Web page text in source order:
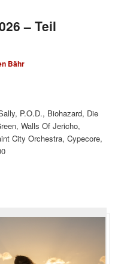
– Teil
Bähr
P.O.D., Biohazard, Die
Walls Of Jericho,
City Orchestra, Cypecore,